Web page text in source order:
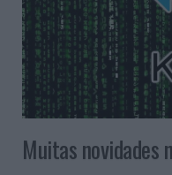
Muitas novidades